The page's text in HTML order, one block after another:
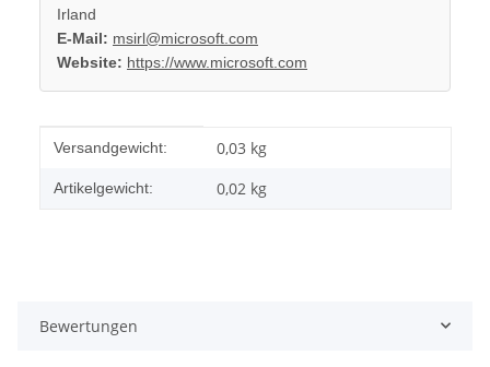
Irland
E-Mail: msirl@microsoft.com
Website: https://www.microsoft.com
Produkteigenschaft
Wert
Versandgewicht: 0,03 kg
Artikelgewicht: 0,02 kg
Bewertungen